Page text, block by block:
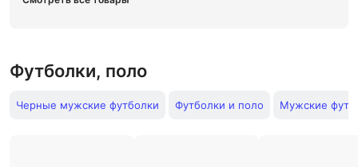
Футболки, поло
Черные мужские футболки Футболки и поло Мужские